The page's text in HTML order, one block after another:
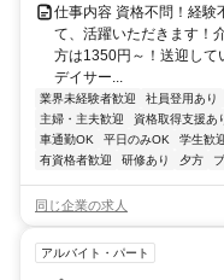
仕事内容 資格不問！経験
て、活躍いただきます！
方は1350円～！送迎して
デイサー...
業界未経験者歓迎 社員登用あり
主婦・主夫歓迎
資格取得支援あ
車通勤OK
平日のみOK 学生歓
有資格者歓迎
研修あり 夕方
同じ企業の求人
アルバイト・パート